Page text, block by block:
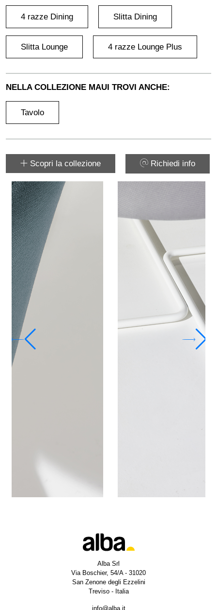
4 razze Dining Slitta Dining
Slitta Lounge 4 razze Lounge Plus
NELLA COLLEZIONE MAUI TROVI ANCHE:
Tavolo
Scopri la collezione Richiedi info
Alba Srl
Via Boschier, 54/A - 31020
San Zenone degli Ezzelini
Treviso - Italia
info@alba.it